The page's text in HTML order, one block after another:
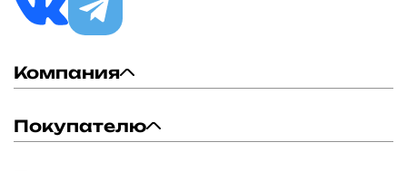
Компания
Покупателю